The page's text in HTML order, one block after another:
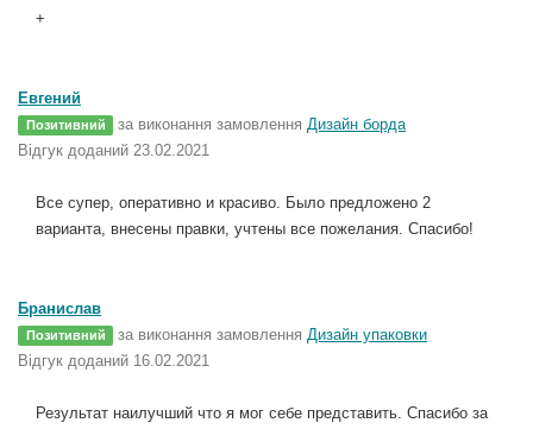
+
Евгений
Позитивний за виконання замовленняДизайн борда
Відгук доданий 23.02.2021
Все супер, оперативно и красиво. Было предложено 2
варианта, внесены правки, учтены все пожелания. Спасибо!
Бранислав
Позитивний за виконання замовленняДизайн упаковки
Відгук доданий 16.02.2021
Результат наилучший что я мог себе представить. Спасибо за